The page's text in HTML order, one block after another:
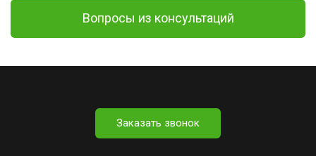
Вопросы из консультаций
Заказать звонок